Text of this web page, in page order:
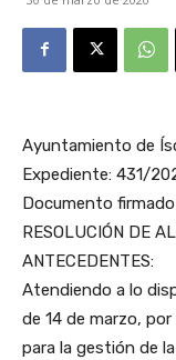
Ayuntamiento de
Expediente: 431/
Documento
RESOLUCIÓN DE
ANTECEDENTES:
Atendiendo a lo
de 14 de marzo,
para la gestión de